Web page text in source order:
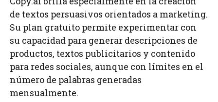
de textos persuasivos orientados a marketing.
Su plan gratuito permite experimentar con
su capacidad para generar descripciones de
productos, textos publicitarios y contenido
para redes sociales, aunque con límites en el
número de palabras generadas
mensualmente.